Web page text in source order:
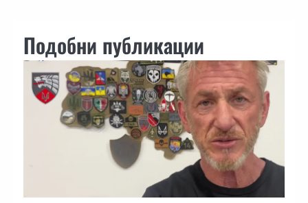
Подобни публикации